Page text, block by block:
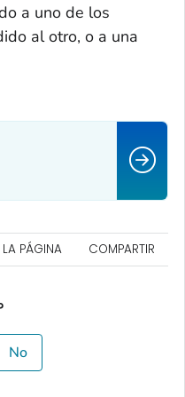
a uno de los
al otro, o a una
PÁGINA COMPARTIR
No